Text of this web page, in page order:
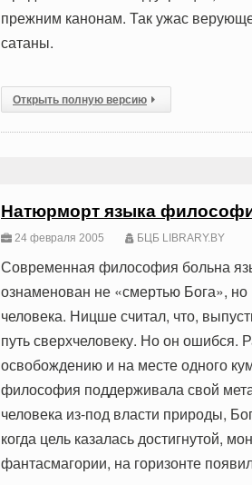
прежним канонам. Так ужас
сатаны.
Открыть полную версию
Натюрморт языка
24 февраля 2005 БЦБ LIBRARY.BY
Современная философия больна
ознаменован не «смертью Бога»,
человека. Ницше считал, что,
путь сверхчеловеку. Но он ошибся.
освобождению и на месте одного
философия поддерживала свой
человека из-под власти природы,
когда цель казалась достигнутой,
фантасмагории, на горизонте